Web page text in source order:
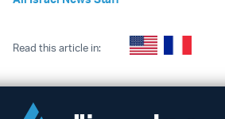
Read this article in: